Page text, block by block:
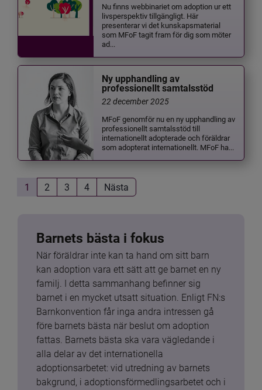
Nu finns webbinariet om adoption ur ett
livsperspektiv tillgängligt. Här
presenterar vi det kunskapsmaterial
som MFoF tagit fram för dig som möter
ad...
Ny upphandling av
professionellt samtalsstöd
22 december 2025
MFoF genomför nu en ny upphandling av
professionellt samtalsstöd till
internationellt adopterade och föräldrar
som adopterat internationellt. MFoF ha...
1 2 3 4 Nästa
Barnets bästa i fokus
När föräldrar inte kan ta hand om sitt barn
kan adoption vara ett sätt att ge barnet en ny
familj. I detta sammanhang befinner sig
barnet i en mycket utsatt situation. Enligt FN:s
Barnkonvention får inga andra intressen gå
före barnets bästa när beslut om adoption
fattas. Barnets bästa ska vara vägledande i
alla delar av det internationella
adoptionsarbetet: vid utredning av barnets
bakgrund, i adoptionsförmedlingsarbetet och i